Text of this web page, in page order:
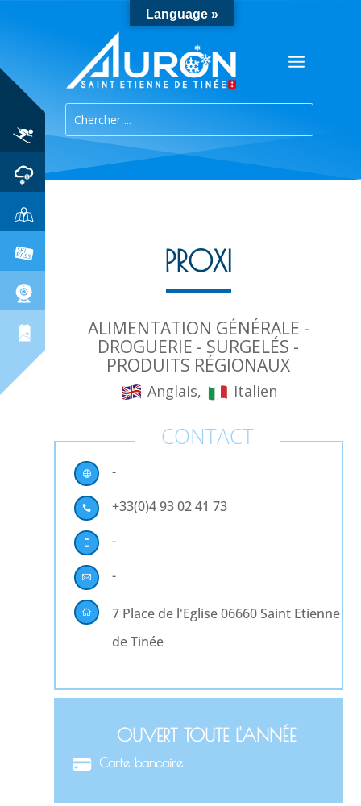
PROXI
ALIMENTATION GÉNÉRALE -
DROGUERIE - SURGELÉS -
PRODUITS RÉGIONAUX
Anglais, Italien
CONTACT
 -
 +33(0)4 93 02 41 73
 -
 -

7 Place de l'Eglise 06660 Saint Etienne
de Tinée
OUVERT TOUTE L'ANNÉE
Carte bancaire
Language »